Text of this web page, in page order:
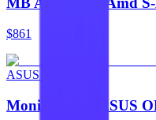
$861
ASUS OEM
Monitor LED ASUS